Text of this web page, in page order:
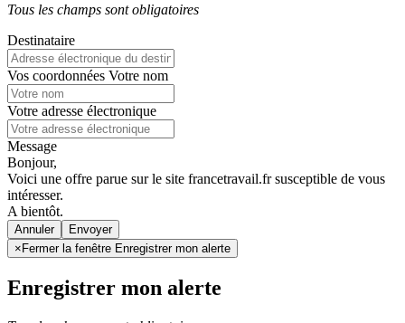
Tous les champs sont obligatoires
Destinataire
Vos coordonnées Votre nom
Votre adresse électronique
Message
Bonjour,
Voici une offre parue sur le site francetravail.fr susceptible de vous
intéresser.
A bientôt.
Annuler
× Fermer la fenêtre Enregistrer mon alerte
Enregistrer mon alerte